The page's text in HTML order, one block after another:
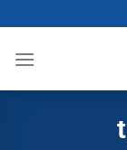
al
contenido